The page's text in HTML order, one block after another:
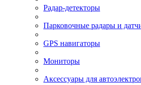
Радар-детекторы
Парковочные радары и
GPS навигаторы
Мониторы
Аксессуары для